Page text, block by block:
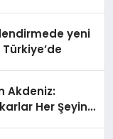
yeni
Akdeniz:
Her Şeyin